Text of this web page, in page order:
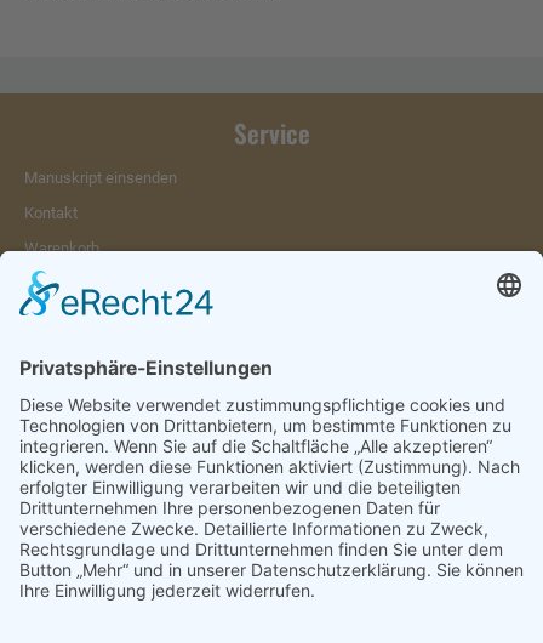
Service
Manuskript einsenden
Kontakt
Warenkorb
Konto
Merkzettel
Vertrag widerrufen
Informationen
Impressum & Disclaimer
AGB und Widerrufsrecht